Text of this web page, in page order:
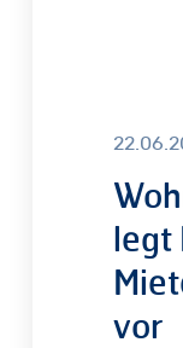
legt
vor